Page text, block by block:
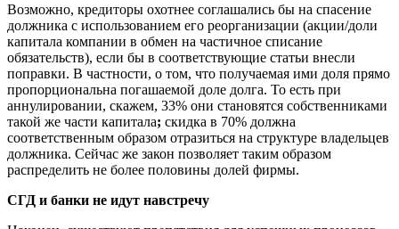
Возможно, кредиторы охотнее соглашались бы на спасение
должника с использованием его реорганизации (акции/доли
капитала компании в обмен на частичное списание
обязательств), если бы в соответствующие статьи внесли
поправки. В частности, о том, что получаемая ими доля прямо
пропорциональна погашаемой доле долга. То есть при
аннулировании, скажем, 33% они становятся собственниками
такой же части капитала; скидка в 70% должна
соответственным образом отразиться на структуре владельцев
должника. Сейчас же закон позволяет таким образом
распределить не более половины долей фирмы.
СГД и банки не идут навстречу